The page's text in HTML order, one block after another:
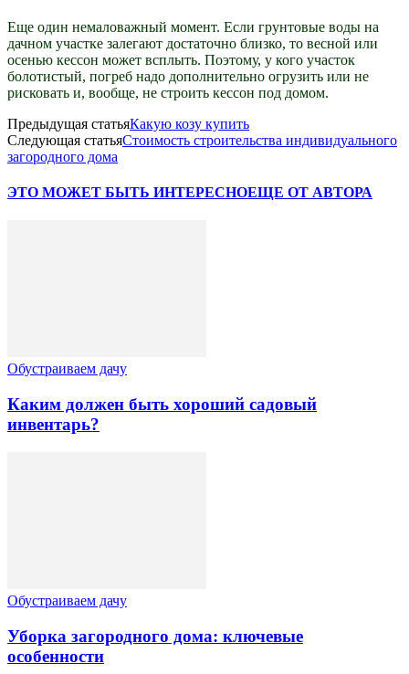
Еще один немаловажный момент. Если грунтовые воды на
дачном участке залегают достаточно близко, то весной или
осенью кессон может всплыть. Поэтому, у кого участок
болотистый, погреб надо дополнительно огрузить или не
рисковать и, вообще, не строить кессон под домом.
Предыдущая статьяКакую козу купить
Следующая статьяСтоимость строительства индивидуального
загородного дома
ЭТО МОЖЕТ БЫТЬ ИНТЕРЕСНОЕЩЕ ОТ АВТОРА
Обустраиваем дачу
Каким должен быть хороший садовый
инвентарь?
Обустраиваем дачу
Уборка загородного дома: ключевые
особенности